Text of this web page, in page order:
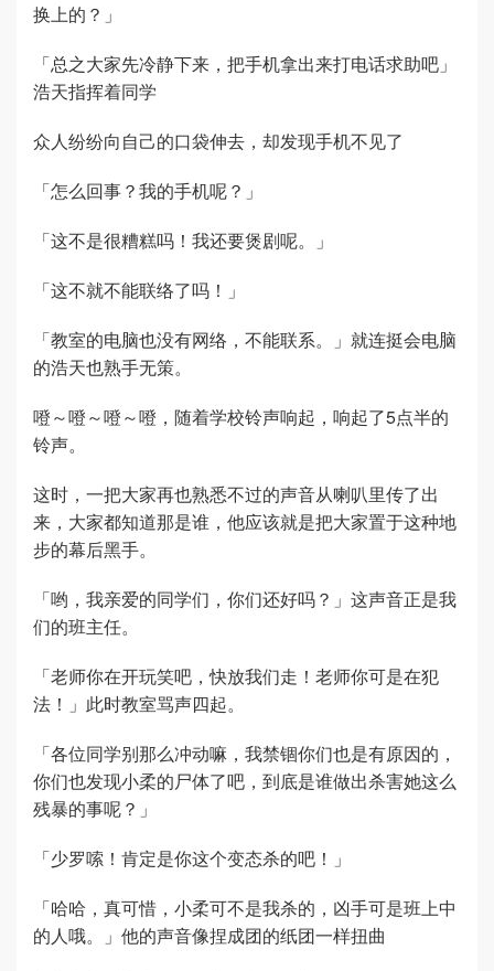
换上的？」
「总之大家先冷静下来，把手机拿出来打电话求助吧」
浩天指挥着同学
众人纷纷向自己的口袋伸去，却发现手机不见了
「怎么回事？我的手机呢？」
「这不是很糟糕吗！我还要煲剧呢。」
「这不就不能联络了吗！」
「教室的电脑也没有网络，不能联系。」就连挺会电脑
的浩天也熟手无策。
噔～噔～噔～噔，随着学校铃声响起，响起了5点半的
铃声。
这时，一把大家再也熟悉不过的声音从喇叭里传了出
来，大家都知道那是谁，他应该就是把大家置于这种地
步的幕后黑手。
「哟，我亲爱的同学们，你们还好吗？」这声音正是我
们的班主任。
「老师你在开玩笑吧，快放我们走！老师你可是在犯
法！」此时教室骂声四起。
「各位同学别那么冲动嘛，我禁锢你们也是有原因的，
你们也发现小柔的尸体了吧，到底是谁做出杀害她这么
残暴的事呢？」
「少罗嗦！肯定是你这个变态杀的吧！」
「哈哈，真可惜，小柔可不是我杀的，凶手可是班上中
的人哦。」他的声音像捏成团的纸团一样扭曲